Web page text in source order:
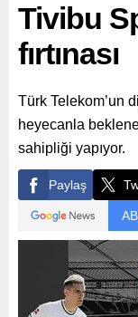
Tivibu
fırtınası
Türk Telekom’un
heyecanla
sahipliği yapıyor.
Paylaş